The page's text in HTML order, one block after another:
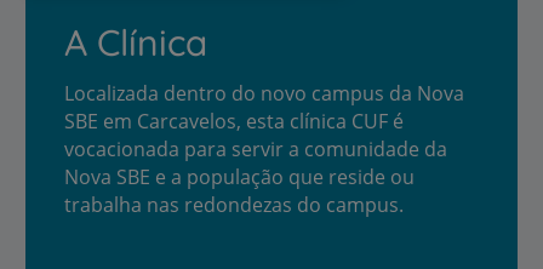
A Clínica
Localizada dentro do novo campus da Nova
SBE em Carcavelos, esta clínica CUF é
vocacionada para servir a comunidade da
Nova SBE e a população que reside ou
trabalha nas redondezas do campus.